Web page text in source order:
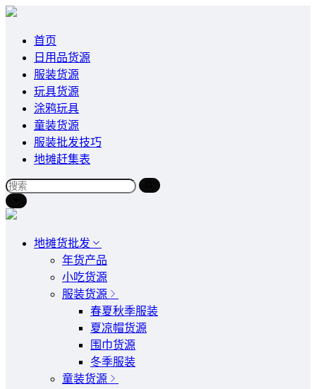
首页
日用品货源
服装货源
玩具货源
涂鸦玩具
童装货源
服装批发技巧
地摊赶集表
地摊货批发
年货产品
小吃货源
服装货源
春夏秋季服装
夏凉帽货源
围巾货源
冬季服装
童装货源